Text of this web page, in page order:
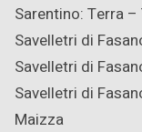
Sarentino: Terra
Savelletri di
Savelletri di
Savelletri di
Maizza